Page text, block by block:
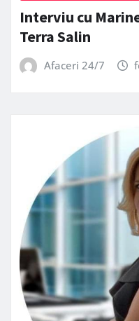
Interviu cu
Terra Salin
Afaceri 24/7